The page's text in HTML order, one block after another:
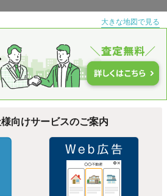
大きな地図で見る
向けサービスのご案内